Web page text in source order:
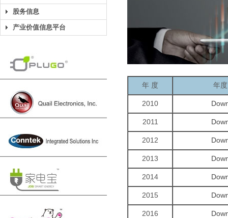
股务信息
产业价值信息平台
年 度 年
2010
2011
2012
2013
2014
2015
2016